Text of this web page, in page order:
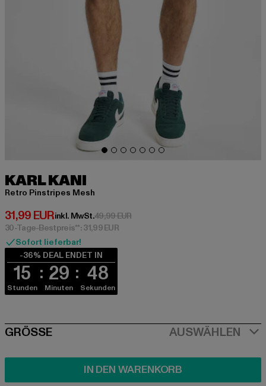
KARL KANI
Retro Pinstripes Mesh
31,99 EUR
Derzeitiger Preis: 31,99 EUR
inkl. MwSt.49,99 EURAktionspreis: 49,99 EUR
30-Tage-Bestpreis**: 31,99 EUR
Sofort lieferbar!
-36% DEAL ENDET IN
15
Stunden
29
Minuten
47
Sekunden
SIZE
GRÖSSE AUSWÄHLEN
IN DEN WARENKORB